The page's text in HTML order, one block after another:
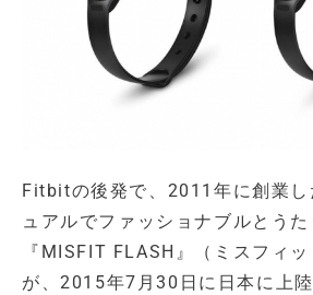
Fitbitの後発で、2011年に創業
ュアルでファッショナブルとう
『MISFIT FLASH』（ミスフィッ
が、2015年7月30日に日本に上